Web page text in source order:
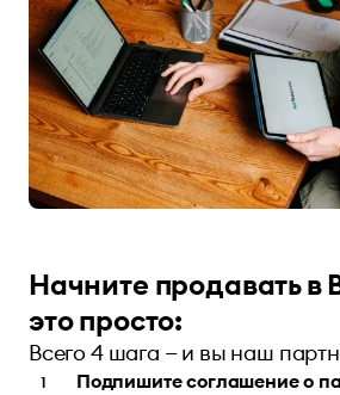
Начните продавать в
это просто:
Всего 4 шага — и вы наш
Подпишите соглашение о